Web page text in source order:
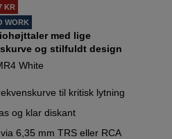
KR
WORK
med lige
og stilfuldt design
White
til kritisk lytning
og klar diskant
6,35 mm TRS eller RCA